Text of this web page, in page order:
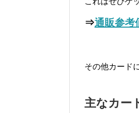
⇒通販参考
その他カード
主なカー